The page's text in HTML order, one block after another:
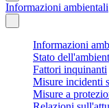
Informazioni ambientali
Informazioni
Stato
Fattori inquinanti
Misure incidenti
Misure a